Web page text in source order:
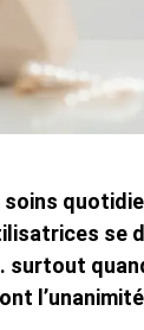
soins
se
surtout